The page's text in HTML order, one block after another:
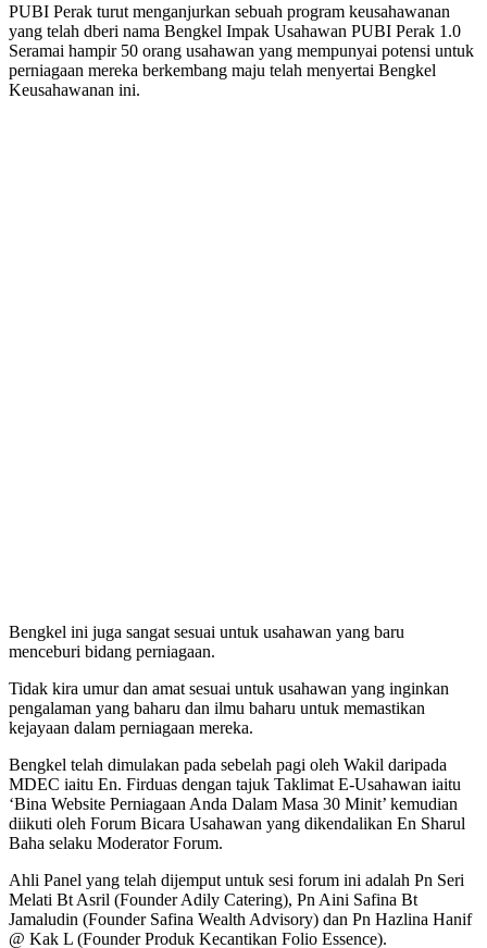
PUBI Perak turut menganjurkan sebuah program keusahawanan
yang telah dberi nama Bengkel Impak Usahawan PUBI Perak 1.0
Seramai hampir 50 orang usahawan yang mempunyai potensi untuk
perniagaan mereka berkembang maju telah menyertai Bengkel
Keusahawanan ini.
Bengkel ini juga sangat sesuai untuk usahawan yang baru
menceburi bidang perniagaan.
Tidak kira umur dan amat sesuai untuk usahawan yang inginkan
pengalaman yang baharu dan ilmu baharu untuk memastikan
kejayaan dalam perniagaan mereka.
Bengkel telah dimulakan pada sebelah pagi oleh Wakil daripada
MDEC iaitu En. Firduas dengan tajuk Taklimat E-Usahawan iaitu
‘Bina Website Perniagaan Anda Dalam Masa 30 Minit’ kemudian
diikuti oleh Forum Bicara Usahawan yang dikendalikan En Sharul
Baha selaku Moderator Forum.
Ahli Panel yang telah dijemput untuk sesi forum ini adalah Pn Seri
Melati Bt Asril (Founder Adily Catering), Pn Aini Safina Bt
Jamaludin (Founder Safina Wealth Advisory) dan Pn Hazlina Hanif
@ Kak L (Founder Produk Kecantikan Folio Essence).